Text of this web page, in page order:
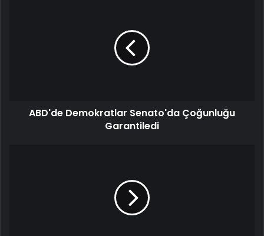
ABD'de Demokratlar Senato'da Çoğunluğu
Garantiledi